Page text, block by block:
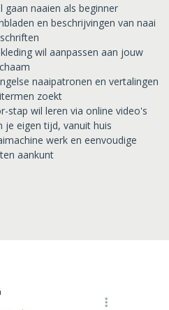
gaan naaien als beginner
en beschrijvingen van naai
wil aanpassen aan jouw
naaipatronen en vertalingen
zoekt
stap wil leren via online video's
je eigen tijd, vanuit huis
werk en eenvoudige
aankunt